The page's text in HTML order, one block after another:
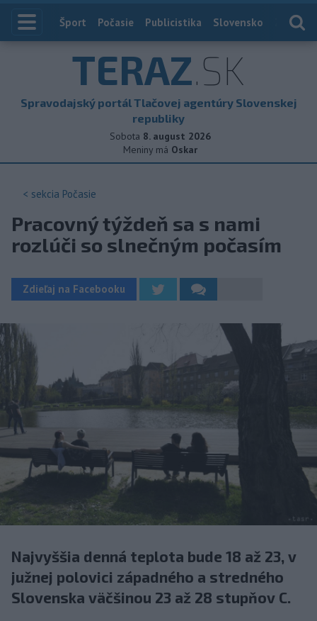
Index
Šport Počasie Publicistika Slovensko
TERAZ.SK
Spravodajský portál Tlačovej agentúry Slovenskej
republiky
Sobota 8. august 2026
Meniny má Oskar
< sekcia Počasie
Pracovný týždeň sa s nami
rozlúči so slnečným počasím
Zdieľaj na Facebooku
Najvyššia denná teplota bude 18 až 23, v
južnej polovici západného a stredného
Slovenska väčšinou 23 až 28 stupňov C.